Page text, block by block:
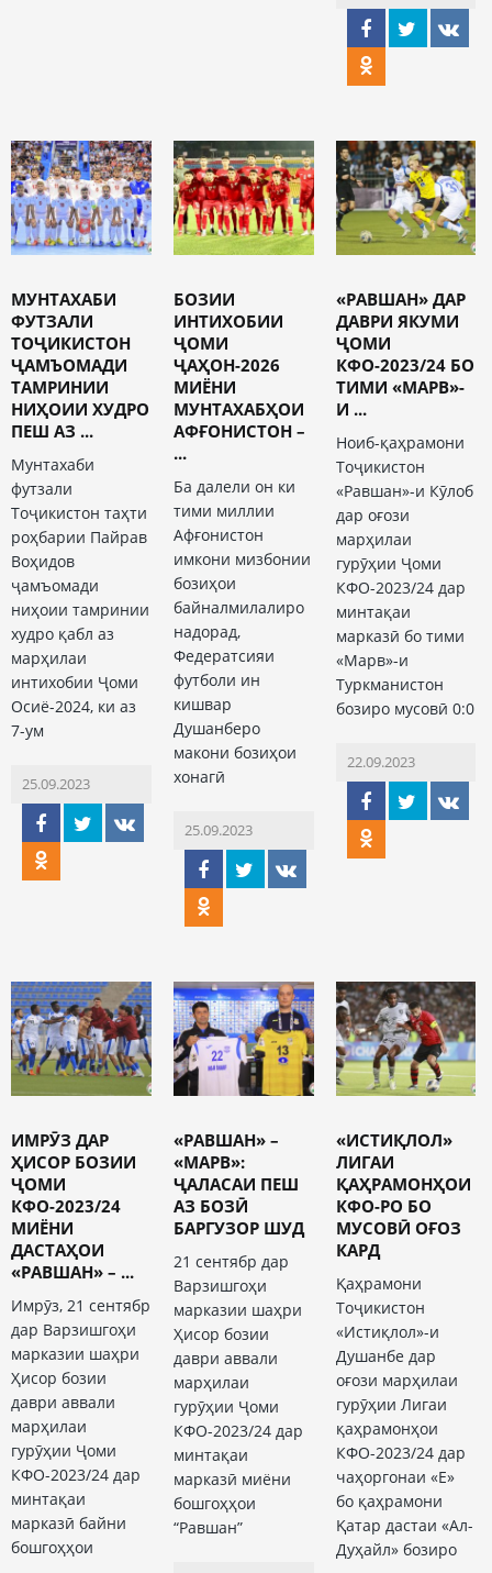
МУНТАХАБИ
ФУТЗАЛИ
ТОҶИКИСТОН
ҶАМЪОМАДИ
ТАМРИНИИ
НИҲОИИ ХУДРО
ПЕШ АЗ ...
Мунтахаби
футзали
Тоҷикистон таҳти
роҳбарии Пайрав
Воҳидов
ҷамъомади
ниҳоии тамринии
худро қабл аз
марҳилаи
интихобии Ҷоми
Осиё-2024, ки аз
7-ум
25.09.2023
БОЗИИ
ИНТИХОБИИ
ҶОМИ
ҶАҲОН-2026
МИЁНИ
МУНТАХАБҲОИ
АФҒОНИСТОН –
...
Ба далели он ки
тими миллии
Афғонистон
имкони мизбонии
бозиҳои
байналмилалиро
надорад,
Федератсияи
футболи ин
кишвар
Душанберо
макони бозиҳои
хонагӣ
25.09.2023
«РАВШАН» ДАР
ДАВРИ ЯКУМИ
ҶОМИ
КФО-2023/24 БО
ТИМИ «МАРВ»-
И ...
Ноиб-қаҳрамони
Тоҷикистон
«Равшан»-и Кӯлоб
дар оғози
марҳилаи
гурӯҳии Ҷоми
КФО-2023/24 дар
минтақаи
марказӣ бо тими
«Марв»-и
Туркманистон
бозиро мусовӣ 0:0
22.09.2023
ИМРӮЗ ДАР
ҲИСОР БОЗИИ
ҶОМИ
КФО-2023/24
МИЁНИ
ДАСТАҲОИ
«РАВШАН» – ...
Имрӯз, 21 сентябр
дар Варзишгоҳи
марказии шаҳри
Ҳисор бозии
даври аввали
марҳилаи
гурӯҳии Ҷоми
КФО-2023/24 дар
минтақаи
марказӣ байни
бошгоҳҳои
«РАВШАН» –
«МАРВ»:
ҶАЛАСАИ ПЕШ
АЗ БОЗӢ
БАРГУЗОР ШУД
21 сентябр дар
Варзишгоҳи
марказии шаҳри
Ҳисор бозии
даври аввали
марҳилаи
гурӯҳии Ҷоми
КФО-2023/24 дар
минтақаи
марказӣ миёни
бошгоҳҳои
“Равшан”
«ИСТИҚЛОЛ»
ЛИГАИ
ҚАҲРАМОНҲОИ
КФО-РО БО
МУСОВӢ ОҒОЗ
КАРД
Қаҳрамони
Тоҷикистон
«Истиқлол»-и
Душанбе дар
оғози марҳилаи
гурӯҳии Лигаи
қаҳрамонҳои
КФО-2023/24 дар
чаҳоргонаи «Е»
бо қаҳрамони
Қатар дастаи «Ал-
Дуҳайл» бозиро